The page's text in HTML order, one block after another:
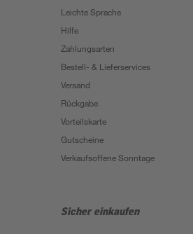
Leichte Sprache
Hilfe
Zahlungsarten
Bestell- & Lieferservices
Versand
Rückgabe
Vorteilskarte
Gutscheine
Verkaufsoffene Sonntage
Sicher einkaufen